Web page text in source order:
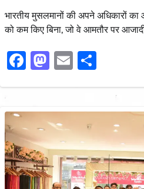
भारतीय मुसलमानों की अपने अधिकारों
को कम किए बिना, जो वे आमतौर पर
Facebook
Mastodon
Email